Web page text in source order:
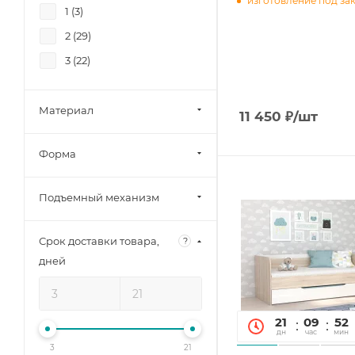
11 450 ₽/шт
21
дн
09
час
52
мин
1 (3)
2 (29)
3 (22)
Материал
Форма
Подъемный механизм
Срок доставки товара,
дней
?
3 21